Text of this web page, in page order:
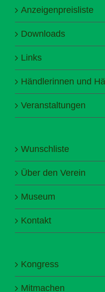
Anzeigenpreisliste
Downloads
Links
Händlerinnen und
Veranstaltungen
Wunschliste
Über den Verein
Museum
Kontakt
Kongress
Mitmachen